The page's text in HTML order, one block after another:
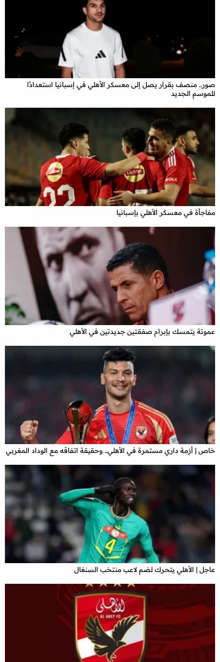
صور.. منصف بقرار يصل إلى معسكر الأهلي في إسبانيا استعدادًا
للموسم الجديد
مفاجأة في معسكر الأهلي بإسبانيا
عموتة يتمسك بإبرام صفقتين جديدتين في الأهلي
خاص | أزمة داري مستمرة في الأهلي.. وحقيقة اتفاقه مع الوداد المغربي
عاجل | الأهلي يتحرك لضم لاعب منتخب السنغال